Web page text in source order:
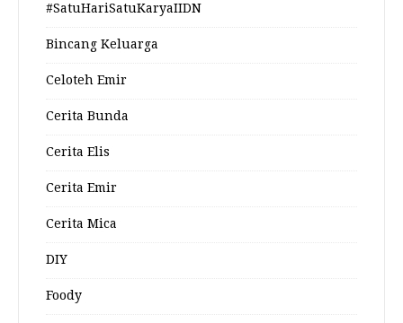
#SatuHariSatuKaryaIIDN
Bincang Keluarga
Celoteh Emir
Cerita Bunda
Cerita Elis
Cerita Emir
Cerita Mica
DIY
Foody